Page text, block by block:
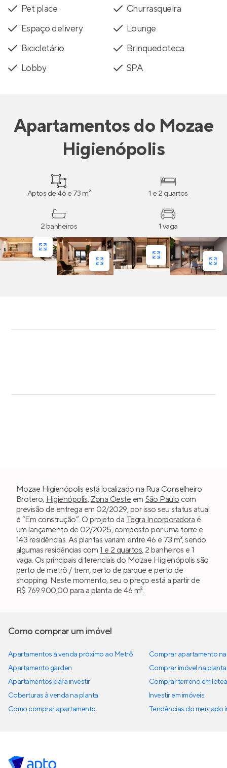
Pet place
Churrasqueira
Espaço delivery
Lounge
Bicicletário
Brinquedoteca
Lobby
SPA
Apartamentosdo Mozae
Higienópolis
Aptos de 46 e 73 m² 1 e 2 quartos
2 banheiros 1 vaga
Mozae Higienópolis está localizado na Rua Conselheiro
Brotero, Higienópolis, Zona Oeste em São Paulo com
previsão de entrega em 02/2029, por isso seu status atual
é “Em construção”. O projeto da Tegra Incorporadora é
um lançamento de 02/2025, composto por uma torre e
143 residências. As plantas variam entre 46 e 73 m², sendo
algumas residências com 1 e 2 quartos, 2 banheiros e 1
vaga. Os principais diferenciais do Mozae Higienópolis são
perto de metrô / trem, perto de parque e perto de
shopping. Neste momento, seu o preço está a partir de
R$ 769.900,00 para a planta de 46 m².
Como comprar um imóvel
Apartamentos à venda próximo ao Metrô
Apartamento garden
Apartamentos para investir
Coberturas à venda na planta
Como comprar apartamento
Comprar apartamento
Comprar imóvel na planta
Comprar terreno em
Investir em imóveis
Tendências do mercado